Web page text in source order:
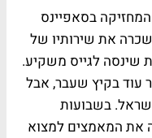
בסאפיינס
את שירותיו של
שינסה לגייס משקיע.
עוד בקיץ שעבר, אבל
בשבועות
את המאמצים למצוא